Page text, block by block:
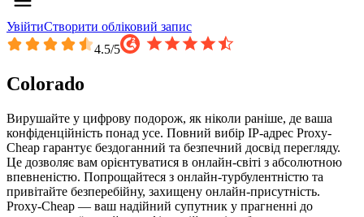
УвійтиСтворити обліковий запис
4.5/5
Colorado
Вирушайте у цифрову подорож, як ніколи раніше, де ваша
конфіденційність понад усе. Повний вибір IP-адрес Proxy-
Cheap гарантує бездоганний та безпечний досвід перегляду.
Це дозволяє вам орієнтуватися в онлайн-світі з абсолютною
впевненістю. Попрощайтеся з онлайн-турбулентністю та
привітайте безперебійну, захищену онлайн-присутність.
Proxy-Cheap — ваш надійний супутник у прагненні до